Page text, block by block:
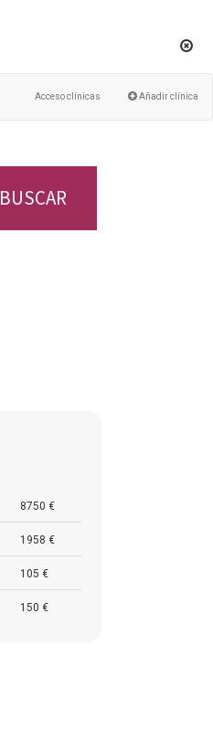
Acceso clínicas Añadir clínica
BUSCAR
8750 €
1958 €
105 €
150 €